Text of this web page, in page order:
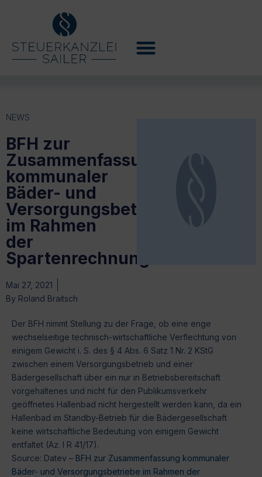
NEWS
BFH zur
Zusammenfassung
kommunaler
Bäder- und
Versorgungsbetriebe
im Rahmen
der
Spartenrechnung
Mai 27, 2021
By Roland Braitsch
Der BFH nimmt Stellung zu der Frage, ob eine enge
wechselseitige technisch-wirtschaftliche Verflechtung von
einigem Gewicht i. S. des § 4 Abs. 6 Satz 1 Nr. 2 KStG
zwischen einem Versorgungsbetrieb und einer
Bädergesellschaft über ein nur in Betriebsbereitschaft
vorgehaltenes und nicht für den Publikumsverkehr
geöffnetes Hallenbad nicht hergestellt werden kann, da ein
Hallenbad im Standby-Betrieb für die Bädergesellschaft
keine wirtschaftliche Bedeutung von einigem Gewicht
entfaltet (Az. I R 41/17).
Source: Datev – BFH zur Zusammenfassung kommunaler
Bäder- und Versorgungsbetriebe im Rahmen der